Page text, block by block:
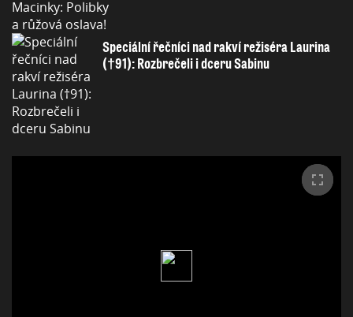
Speciální řečníci nad rakví režiséra Laurina
(†91): Rozbrečeli i dceru Sabinu